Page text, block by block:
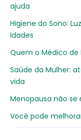
ajuda
Higiene do Sono:
Idades
Quem o Médico de
Saúde da Mulher:
vida
Menopausa não
Você pode